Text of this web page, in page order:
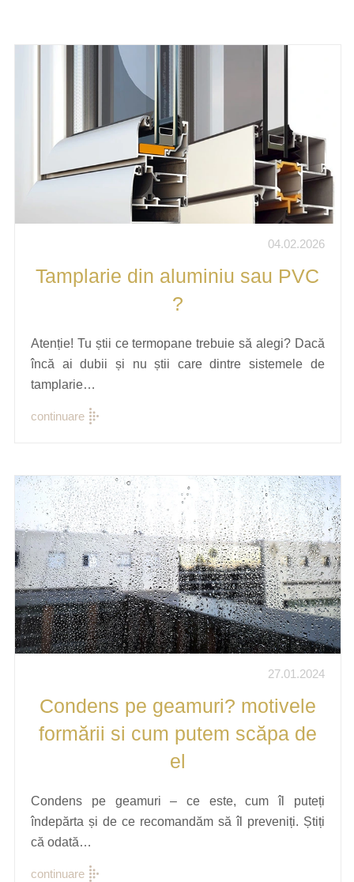
04.02.2026
Tamplarie din aluminiu sau PVC
?
Atenție! Tu știi ce termopane trebuie să alegi? Dacă
încă ai dubii și nu știi care dintre sistemele de
tamplarie…
continuare
27.01.2024
Condens pe geamuri? motivele
formării si cum putem scăpa de
el
Condens pe geamuri – ce este, cum îl puteți
îndepărta și de ce recomandăm să îl preveniți. Știți
că odată…
continuare